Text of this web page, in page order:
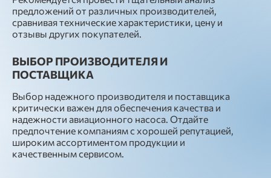
предложений от различных производителей,
сравнивая технические характеристики, цену и
отзывы других покупателей.
ВЫБОР ПРОИЗВОДИТЕЛЯ И
ПОСТАВЩИКА
Выбор надежного производителя и поставщика
критически важен для обеспечения качества и
надежности авиационного насоса. Отдайте
предпочтение компаниям с хорошей репутацией,
широким ассортиментом продукции и
качественным сервисом.